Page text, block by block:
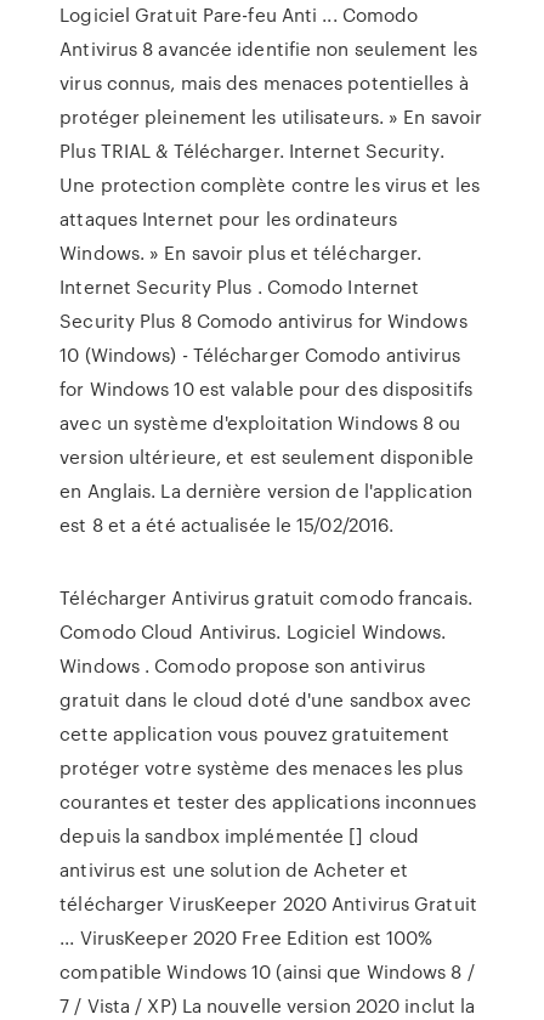
Logiciel Gratuit Pare-feu Anti ... Comodo
Antivirus 8 avancée identifie non seulement les
virus connus, mais des menaces potentielles à
protéger pleinement les utilisateurs. » En savoir
Plus TRIAL & Télécharger. Internet Security.
Une protection complète contre les virus et les
attaques Internet pour les ordinateurs
Windows. » En savoir plus et télécharger.
Internet Security Plus . Comodo Internet
Security Plus 8 Comodo antivirus for Windows
10 (Windows) - Télécharger Comodo antivirus
for Windows 10 est valable pour des dispositifs
avec un système d'exploitation Windows 8 ou
version ultérieure, et est seulement disponible
en Anglais. La dernière version de l'application
est 8 et a été actualisée le 15/02/2016.
Télécharger Antivirus gratuit comodo francais.
Comodo Cloud Antivirus. Logiciel Windows.
Windows . Comodo propose son antivirus
gratuit dans le cloud doté d'une sandbox avec
cette application vous pouvez gratuitement
protéger votre système des menaces les plus
courantes et tester des applications inconnues
depuis la sandbox implémentée [] cloud
antivirus est une solution de Acheter et
télécharger VirusKeeper 2020 Antivirus Gratuit
... VirusKeeper 2020 Free Edition est 100%
compatible Windows 10 (ainsi que Windows 8 /
7 / Vista / XP) La nouvelle version 2020 inclut la